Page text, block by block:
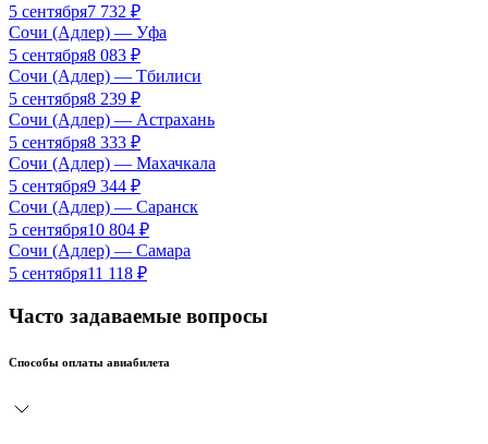
5 сентября7 732 ₽
Сочи (Адлер) — Уфа
5 сентября8 083 ₽
Сочи (Адлер) — Тбилиси
5 сентября8 239 ₽
Сочи (Адлер) — Астрахань
5 сентября8 333 ₽
Сочи (Адлер) — Махачкала
5 сентября9 344 ₽
Сочи (Адлер) — Саранск
5 сентября10 804 ₽
Сочи (Адлер) — Самара
5 сентября11 118 ₽
Часто задаваемые вопросы
Способы оплаты авиабилета